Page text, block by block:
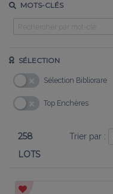
MOTS-CLÉS
SÉLECTION
Sélection Bibliorare
Top Enchères
258
LOTS
Trier par :